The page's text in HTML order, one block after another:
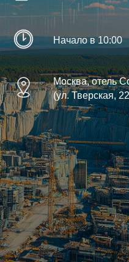
Начало в 10:00
Москва, отель
(ул. Тверская,